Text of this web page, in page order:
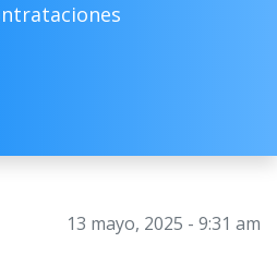
13 mayo, 2025 - 9:31 am